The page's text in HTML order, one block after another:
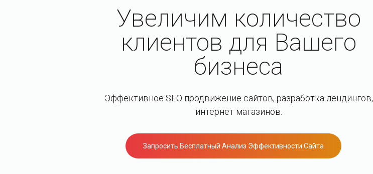
Увеличим количество
клиентов для Вашего
бизнеса
Эффективное SEO продвижение сайтов, разработка лендингов,
интернет магазинов.
Запросить Бесплатный Анализ Эффективности Сайта